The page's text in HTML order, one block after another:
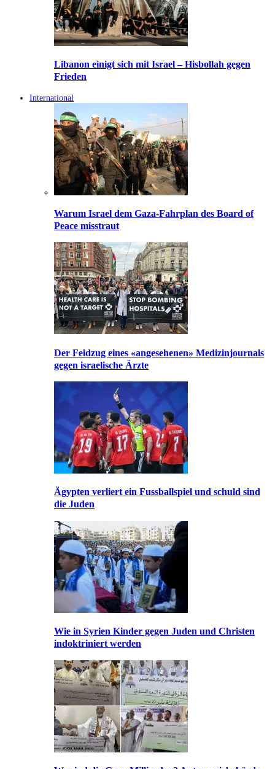
Libanon einigt sich mit Israel – Hisbollah gegen
Frieden
International
Warum Israel dem Gaza-Fahrplan des Board of
Peace misstraut
Der Feldzug eines «angesehenen» Medizinjournals
gegen israelische Ärzte
Ägypten verliert ein Fussballspiel und schuld sind
die Juden
Wie in Syrien Kinder gegen Juden und Christen
indoktriniert werden